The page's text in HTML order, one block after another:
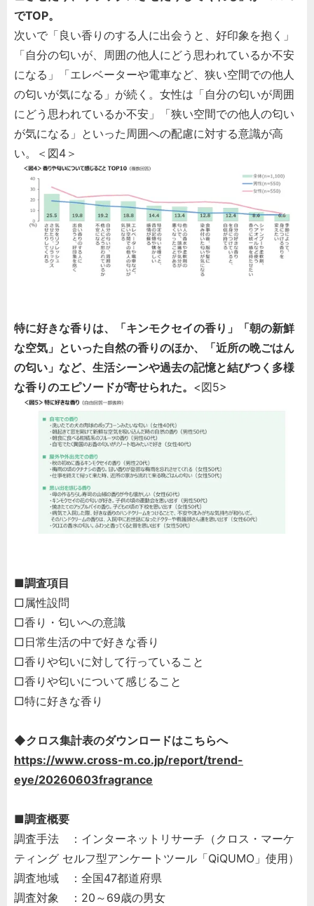
でTOP。
次いで「良い香りのする人に出会うと、好印象を抱く」
「自分の匂いが、周囲の他人にどう思われているか不安
になる」「エレベーターや電車など、狭い空間での他人
の匂いが気になる」が続く。女性は「自分の匂いが周囲
にどう思われているか不安」「狭い空間での他人の匂い
が気になる」といった周囲への配慮に対する意識が高
い。＜図4＞
特に好きな香りは、「キンモクセイの香り」「朝の新鮮
な空気」といった自然の香りのほか、「近所の晩ごはん
の匂い」など、生活シーンや過去の記憶と結びつく多様
な香りのエピソードが寄せられた。 <図5>
■調査項目
□属性設問
□香り・匂いへの意識
□日常生活の中で好きな香り
□香りや匂いに対して行っていること
□香りや匂いについて感じること
□特に好きな香り
◆クロス集計表のダウンロードはこちらへ
https://www.cross-m.co.jp/report/trend-
eye/20260603fragrance
■調査概要
調査手法 ：インターネットリサーチ（クロス・マーケ
ティング セルフ型アンケートツール「QiQUMO」使用）
調査地域 ：全国47都道府県
調査対象 ：20～69歳の男女